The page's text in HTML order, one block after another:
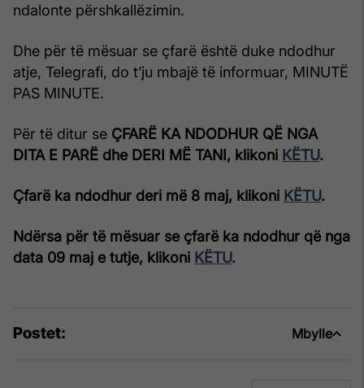
ndalonte përshkallëzimin.
Dhe për të mësuar se çfarë është duke ndodhur
atje, Telegrafi, do t’ju mbajë të informuar, MINUTË
PAS MINUTE.
Për të ditur se ÇFARË KA NDODHUR QË NGA
DITA E PARË dhe DERI MË TANI, klikoni KËTU.
Çfarë ka ndodhur deri më 8 maj, klikoni KËTU.
Ndërsa për të mësuar se çfarë ka ndodhur që nga
data 09 maj e tutje, klikoni KËTU.
Postet: Mbylle